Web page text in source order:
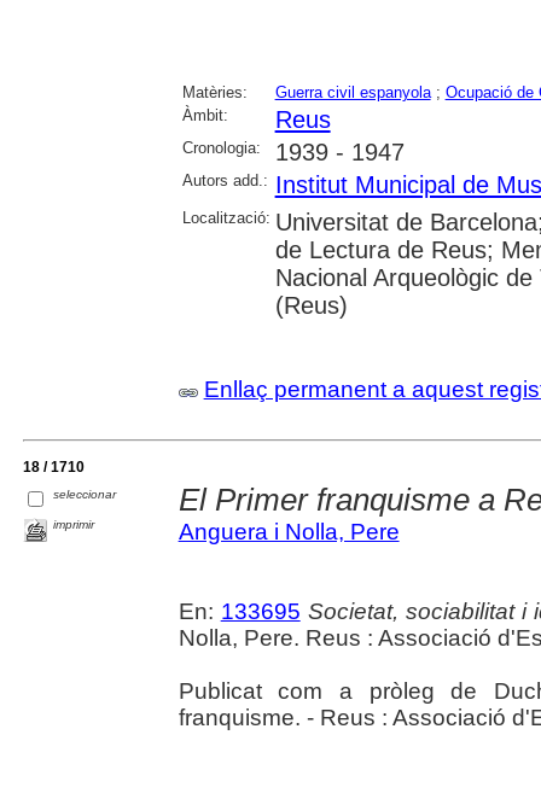
Matèries: Guerra civil espanyola; Ocupació de
Àmbit:
Reus
Cronologia: 1939 - 1947
Autors add.: Institut Municipal de
Localització: Universitat de
de Lectura de Reus;
Nacional Arqueològic
(Reus)
Enllaç permanent a aquest
18 / 1710
seleccionar
imprimir
El Primer franquisme a
Anguera i Nolla, Pere
En: 133695 Societat, sociabilitat i
Nolla, Pere. Reus : Associació
Publicat com a pròleg de
franquisme. - Reus : Associació